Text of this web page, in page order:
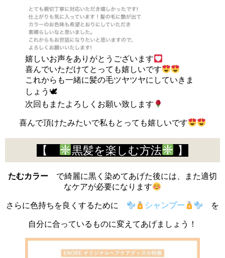
嬉しいお声をありがとうございます
喜んでいただけてとっても嬉しいです
これからも一緒に髪の毛ツヤツヤにしていきま
しょう🕊
次回もまたよろしくお願い致します
喜んで頂けたみたいで私もとっても嬉しいです
【 黒髪を楽しむ方法 】
たむカラー で綺麗に黒く染めてあげた後には、また適切
なケアが必要になります
さらに色持ちを良くするために シャンプー を
自分に合っているものに変えてあげましょう！